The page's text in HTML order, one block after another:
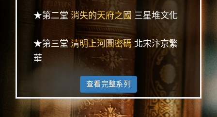
★第二堂 消失的天府之國 三星堆文化
★第三堂 清明上河圖密碼 北宋汴京繁
華
查看完整系列